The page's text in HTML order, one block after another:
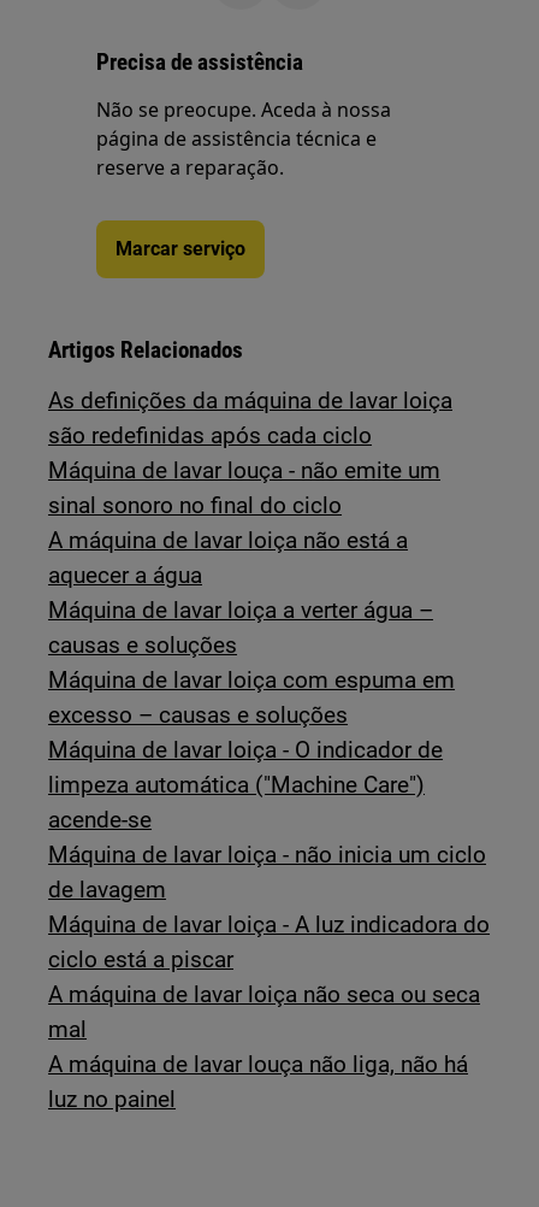
Precisa de assistência
Não se preocupe. Aceda à nossa
página de assistência técnica e
reserve a reparação.
Marcar serviço
Artigos Relacionados
As definições da máquina de lavar loiça
são redefinidas após cada ciclo
Máquina de lavar louça - não emite um
sinal sonoro no final do ciclo
A máquina de lavar loiça não está a
aquecer a água
Máquina de lavar loiça a verter água –
causas e soluções
Máquina de lavar loiça com espuma em
excesso – causas e soluções
Máquina de lavar loiça - O indicador de
limpeza automática ("Machine Care")
acende-se
Máquina de lavar loiça - não inicia um ciclo
de lavagem
Máquina de lavar loiça - A luz indicadora do
ciclo está a piscar
A máquina de lavar loiça não seca ou seca
mal
A máquina de lavar louça não liga, não há
luz no painel